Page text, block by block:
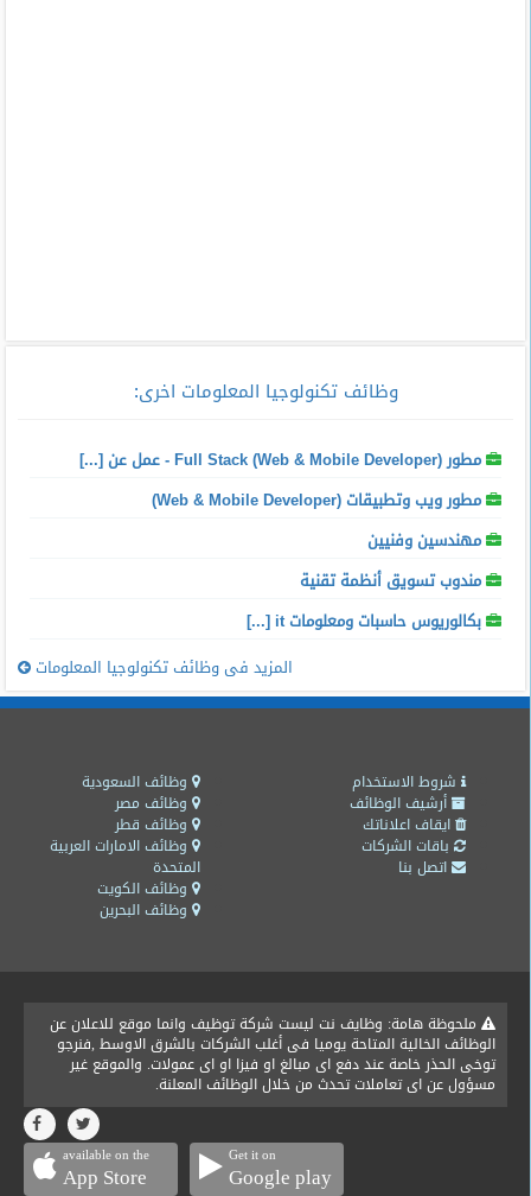
وظائف تكنولوجيا المعلومات اخرى:
مطور Full Stack (Web & Mobile Developer) - عمل عن [...]
مطور ويب وتطبيقات (Web & Mobile Developer)
مهندسين وفنيين
مندوب تسويق أنظمة تقنية
بكالوريوس حاسبات ومعلومات it [...]
المزيد فى وظائف تكنولوجيا المعلومات
وظائف السعودية
وظائف مصر
وظائف قطر
وظائف الامارات العربية
المتحدة
وظائف الكويت
وظائف البحرين
شروط الاستخدام
أرشيف الوظائف
ايقاف اعلاناتك
باقات الشركات
اتصل بنا
ملحوظة هامة: وظايف نت ليست شركة توظيف وانما موقع للاعلان عن
الوظائف الخالية المتاحة يوميا فى أغلب الشركات بالشرق الاوسط ,فنرجو
توخى الحذر خاصة عند دفع اى مبالغ او فيزا او اى عمولات. والموقع غير
مسؤول عن اى تعاملات تحدث من خلال الوظائف المعلنة.
available on the
App Store
Get it on
Google play